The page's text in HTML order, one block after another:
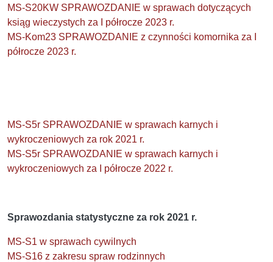
MS-S20KW SPRAWOZDANIE w sprawach dotyczących
ksiąg wieczystych za I półrocze 2023 r.
MS-Kom23 SPRAWOZDANIE z czynności komornika za I
półrocze 2023 r.
MS-S5r SPRAWOZDANIE w sprawach karnych i
wykroczeniowych za rok 2021 r.
MS-S5r SPRAWOZDANIE w sprawach karnych i
wykroczeniowych za I półrocze 2022 r.
Sprawozdania statystyczne za rok 2021 r.
MS-S1 w sprawach cywilnych
MS-S16 z zakresu spraw rodzinnych